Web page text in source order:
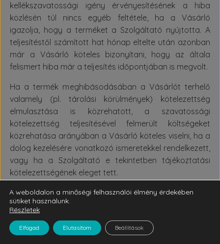
kellékszavatossági igény érvényesítésének a hiba
közlésén túl nincs egyéb feltétele, ha a Vásárló
igazolja, hogy a terméket a Szolgáltató nyújtotta. A
teljesítéstől számított hat hónap eltelte után azonban
már a Vásárló köteles bizonyítani, hogy az általa
felismert hiba már a teljesítés időpontjában is megvolt.
Ha a termék meghibásodásában a Vásárlót terhelő
valamely (pl. tárolási körülmények) kötelezettség
elmulasztása is közrehatott, a szavatossági
kötelezettség teljesítésével felmerült költségeket
közrehatása arányában a Vásárló köteles viselni, ha a
dolog kezelésére vonatkozó ismeretekkel rendelkezett,
vagy ha a Szolgáltató e tekintetben tájékoztatási
kötelezettségének eleget tett.
b) Termékszavatosság
A fogyasztónak minősülő Vásárló a neki a Szolgáltató
által eladott termék hibája esetén - választása szerint
– az a) pontban meghatározott jogát vagy
A weboldalon a minőségi felhasználói élmény érdekében
sütiket használunk.
Részletek
Elfogad Elutasítom Beállítások